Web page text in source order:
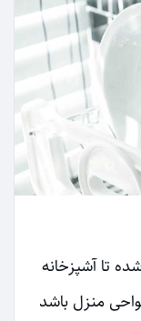
تا آشپزخانه
منزل باشد